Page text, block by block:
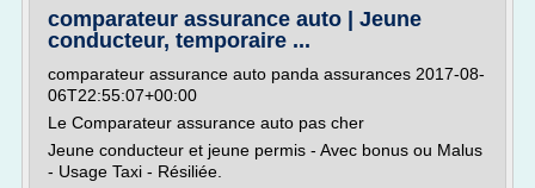
comparateur assurance auto | Jeune
conducteur, temporaire ...
comparateur assurance auto panda assurances 2017-08-
06T22:55:07+00:00
Le Comparateur assurance auto pas cher
Jeune conducteur et jeune permis - Avec bonus ou Malus
- Usage Taxi - Résiliée.